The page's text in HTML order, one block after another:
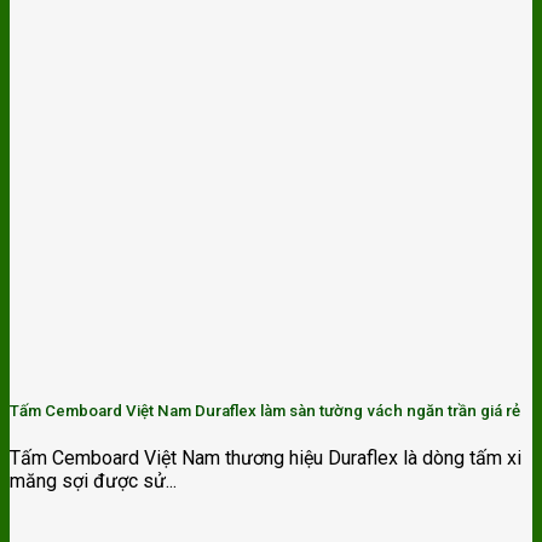
Tấm Cemboard Việt Nam Duraflex làm sàn tường vách ngăn trần giá rẻ
Tấm Cemboard Việt Nam thương hiệu Duraflex là dòng tấm xi
măng sợi được sử...